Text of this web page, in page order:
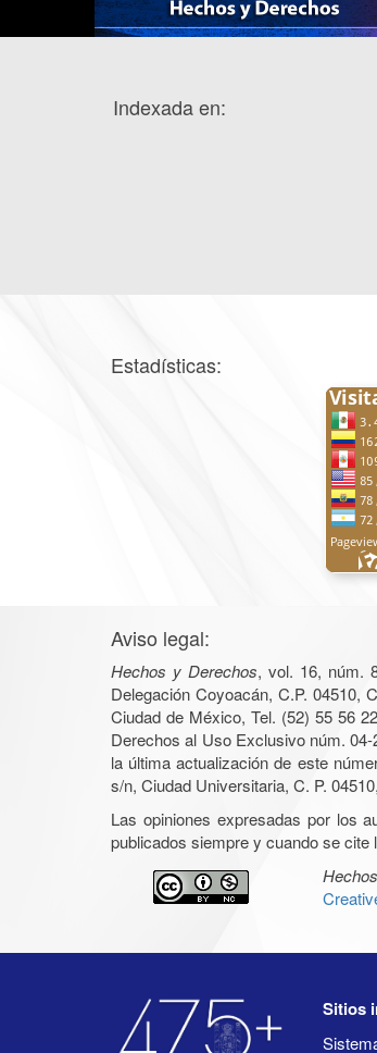
Indexada en:
Estadísticas:
Aviso legal:
Hechos y Derechos, vol. 16, núm.
Delegación Coyoacán, C.P. 04510,
Ciudad de México, Tel. (52) 55 56
Derechos al Uso Exclusivo núm.
la última actualización de este
s/n, Ciudad Universitaria, C. P.
Las opiniones expresadas por los
publicados siempre y cuando se
Sitios